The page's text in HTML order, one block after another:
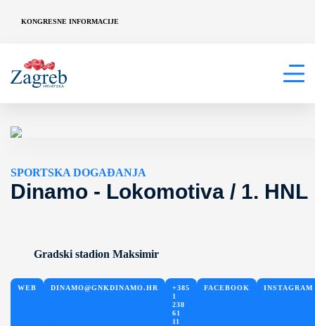
KONGRESNE INFORMACIJE
SPORTSKA DOGAĐANJA
Dinamo - Lokomotiva / 1. HNL
Gradski stadion Maksimir
WEB DINAMO@GNKDINAMO.HR
+385
1
238
61
11
FACEBOOK INSTAGRAM